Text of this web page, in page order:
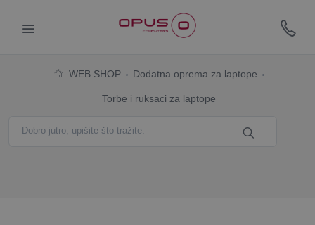
WEB SHOP Dodatna oprema za laptope
Torbe i ruksaci za laptope